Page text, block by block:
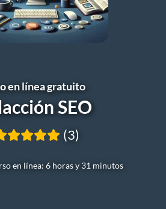
en línea gratuito
SEO
en línea: 6 horas y 31 minutos
(3)